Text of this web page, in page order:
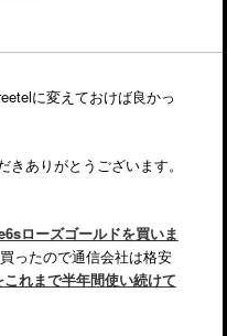
に変えておけば良かっ
きありがとうございます。
ローズゴールドを買いま
ったので通信会社は格安
れまで半年間使い続けて